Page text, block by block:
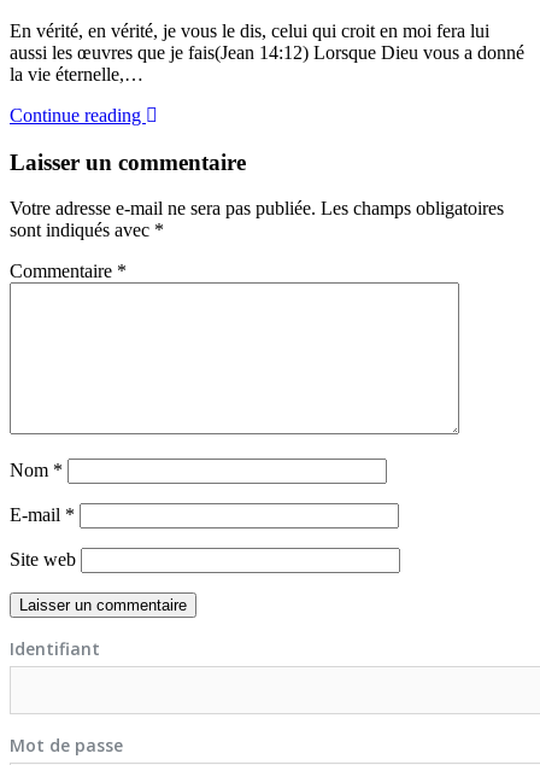
En vérité, en vérité, je vous le dis, celui qui croit en moi fera lui
aussi les œuvres que je fais(Jean 14:12) Lorsque Dieu vous a donné
la vie éternelle,…
Continue reading
Laisser un commentaire
Votre adresse e-mail ne sera pas publiée. Les champs obligatoires
sont indiqués avec *
Commentaire *
Nom *
E-mail *
Site web
Identifiant
Mot de passe